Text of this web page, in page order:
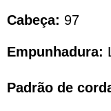
Cabeça: 97
Empunhadura:
Padrão de